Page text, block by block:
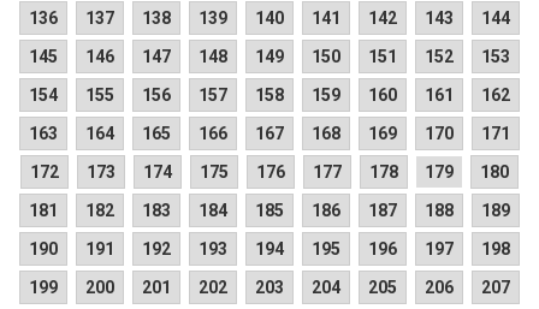
136
137 138 139 140 141 142 143
144
145
146 147 148 149 150 151 152
153
154
155 156 157 158 159 160 161
162
163
164 165 166 167 168 169 170
171
172
173 174 175 176 177 178 179
180
181
182 183 184 185 186 187 188
189
190
191 192 193 194 195 196 197
198
199
200 201 202 203 204 205 206 207